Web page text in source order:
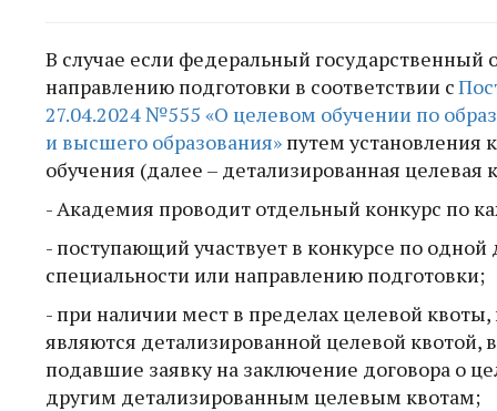
В случае если федеральный государственный
направлению подготовки в соответствии с
27.04.2024 №555 «О целевом обучении по
и высшего образования» путем установления
обучения (далее – детализированная целевая
- Академия проводит отдельный конкурс по
- поступающий участвует в конкурсе по
специальности или направлению подготовки;
- при наличии мест в пределах целевой
являются детализированной целевой квотой,
подавшие заявку на заключение договора о
другим детализированным целевым квотам;